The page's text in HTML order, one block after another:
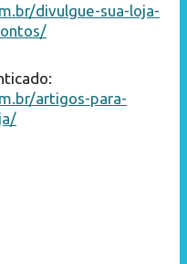
divulgue-sua-loja-
artigos-para-